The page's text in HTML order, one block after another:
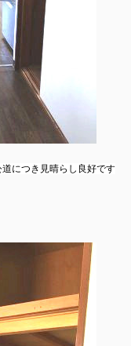
につき見晴らし良好です